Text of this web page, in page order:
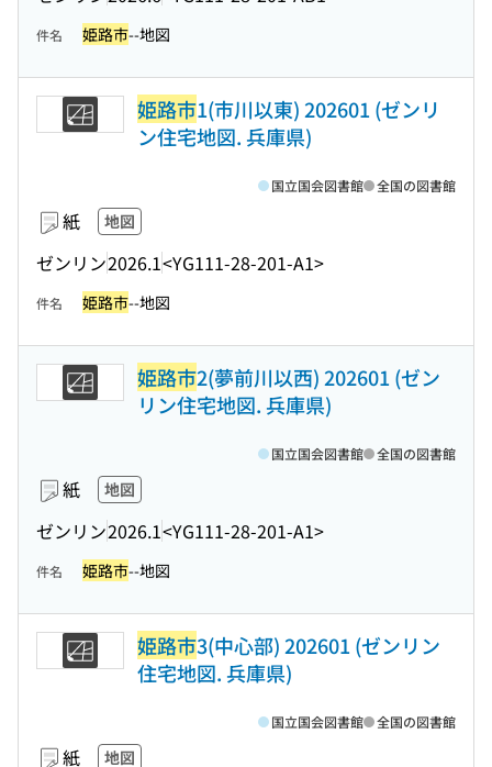
件名 姫路市--地図
姫路市1(市川以東) 202601 (ゼンリ
ン住宅地図. 兵庫県)
紙 地図
ゼンリン2026.1<YG111-28-201-A1>
国立国会図書館 全国の図書館
件名 姫路市--地図
姫路市2(夢前川以西) 202601 (ゼン
リン住宅地図. 兵庫県)
紙 地図
ゼンリン2026.1<YG111-28-201-A1>
国立国会図書館 全国の図書館
件名 姫路市--地図
姫路市3(中心部) 202601 (ゼンリン
住宅地図. 兵庫県)
紙 地図
国立国会図書館 全国の図書館